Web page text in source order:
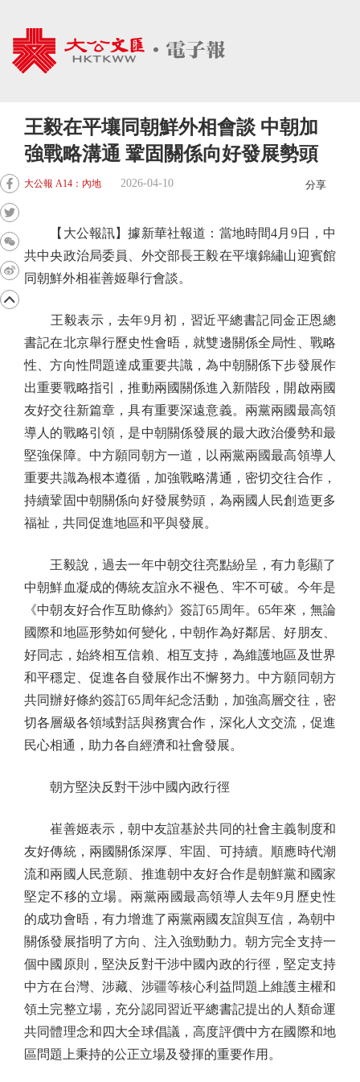
王毅在平壤同朝鮮外相會談 中朝加
強戰略溝通 鞏固關係向好發展勢頭
大公報 A14：內地 2026-04-10 分享
【大公報訊】據新華社報道：當地時間4月9日，中
共中央政治局委員、外交部長王毅在平壤錦繡山迎賓館
同朝鮮外相崔善姬舉行會談。
王毅表示，去年9月初，習近平總書記同金正恩總
書記在北京舉行歷史性會晤，就雙邊關係全局性、戰略
性、方向性問題達成重要共識，為中朝關係下步發展作
出重要戰略指引，推動兩國關係進入新階段，開啟兩國
友好交往新篇章，具有重要深遠意義。兩黨兩國最高領
導人的戰略引領，是中朝關係發展的最大政治優勢和最
堅強保障。中方願同朝方一道，以兩黨兩國最高領導人
重要共識為根本遵循，加強戰略溝通，密切交往合作，
持續鞏固中朝關係向好發展勢頭，為兩國人民創造更多
福祉，共同促進地區和平與發展。
王毅說，過去一年中朝交往亮點紛呈，有力彰顯了
中朝鮮血凝成的傳統友誼永不褪色、牢不可破。今年是
《中朝友好合作互助條約》簽訂65周年。65年來，無論
國際和地區形勢如何變化，中朝作為好鄰居、好朋友、
好同志，始終相互信賴、相互支持，為維護地區及世界
和平穩定、促進各自發展作出不懈努力。中方願同朝方
共同辦好條約簽訂65周年紀念活動，加強高層交往，密
切各層級各領域對話與務實合作，深化人文交流，促進
民心相通，助力各自經濟和社會發展。
朝方堅決反對干涉中國內政行徑
崔善姬表示，朝中友誼基於共同的社會主義制度和
友好傳統，兩國關係深厚、牢固、可持續。順應時代潮
流和兩國人民意願、推進朝中友好合作是朝鮮黨和國家
堅定不移的立場。兩黨兩國最高領導人去年9月歷史性
的成功會晤，有力增進了兩黨兩國友誼與互信，為朝中
關係發展指明了方向、注入強勁動力。朝方完全支持一
個中國原則，堅決反對干涉中國內政的行徑，堅定支持
中方在台灣、涉藏、涉疆等核心利益問題上維護主權和
領土完整立場，充分認同習近平總書記提出的人類命運
共同體理念和四大全球倡議，高度評價中方在國際和地
區問題上秉持的公正立場及發揮的重要作用。